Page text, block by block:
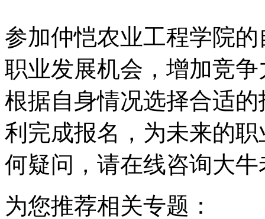
参加仲恺农业工程学院
职业发展机会，增加竞
根据自身情况选择合适
利完成报名，为未来的
何疑问，请在线咨询大牛
为您推荐相关专题：